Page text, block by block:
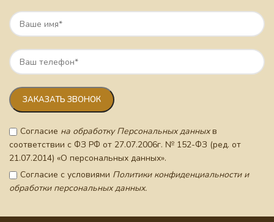
Согласие на обработку Персональных данныхв
соответствии с ФЗ РФ от 27.07.2006г. № 152-ФЗ (ред. от
21.07.2014) «О персональных данных».
Согласие с условиями Политики конфиденциальности и
обработки персональных данных.